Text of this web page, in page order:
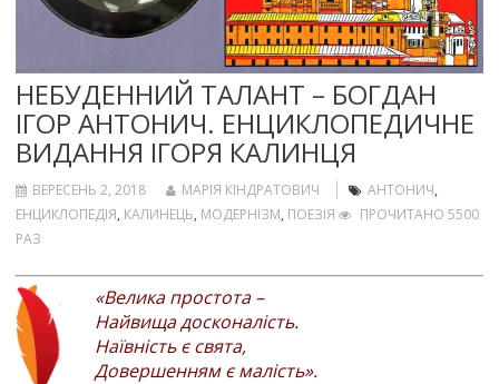
НЕБУДЕННИЙ ТАЛАНТ – БОГДАН
ІГОР АНТОНИЧ. ЕНЦИКЛОПЕДИЧНЕ
ВИДАННЯ ІГОРЯ КАЛИНЦЯ
ВЕРЕСЕНЬ 2, 2018 МАРІЯ КІНДРАТОВИЧ АНТОНИЧ,
ЕНЦИКЛОПЕДІЯ, КАЛИНЕЦЬ, МОДЕРНІЗМ, ПОЕЗІЯ
ПРОЧИТАНО 5500
РАЗ
«Велика простота –
Найвища досконалість.
Наївність є свята,
Довершенням є малість».